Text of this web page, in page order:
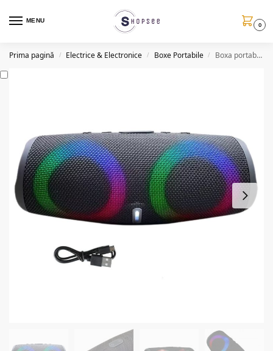
MENU
0
Prima pagină / Electrice & Electronice / Boxe Portabile / Boxa portabila Charge 5, 30W P.M.P.O, USB/BT/AUX/FM, 1500mAh